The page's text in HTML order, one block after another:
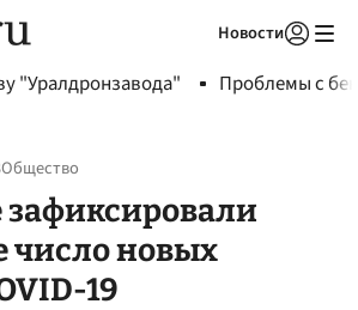
Новости
"Уралдронзавода" Проблемы с
Общество
зафиксировали
число новых
19